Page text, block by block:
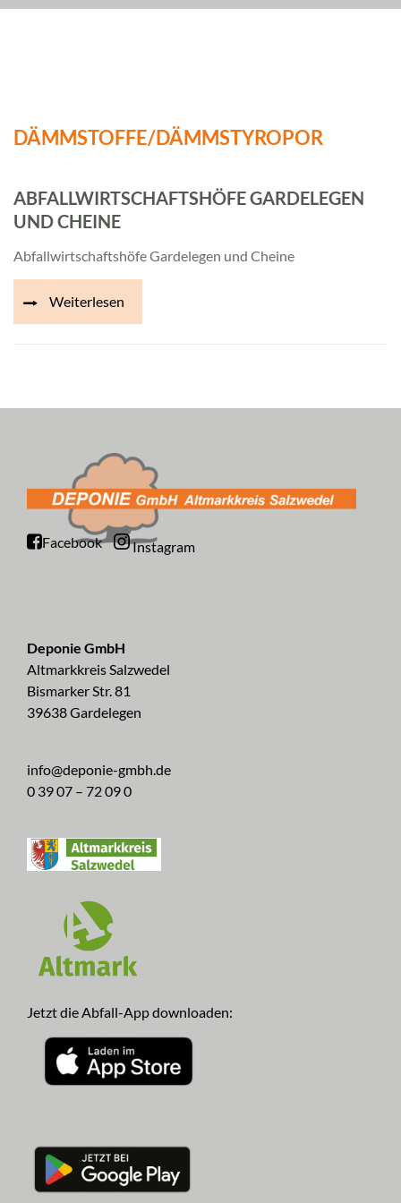
DÄMMSTOFFE/DÄMMSTYROPOR
ABFALLWIRTSCHAFTSHÖFE GARDELEGEN
UND CHEINE
Abfallwirtschaftshöfe Gardelegen und Cheine
Weiterlesen
Facebook Instagram
Deponie GmbH
Altmarkkreis Salzwedel
Bismarker Str. 81
39638 Gardelegen
info@deponie-gmbh.de
0 39 07 – 72 09 0
Jetzt die Abfall-App downloaden: